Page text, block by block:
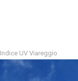
Indice UV Viareggio